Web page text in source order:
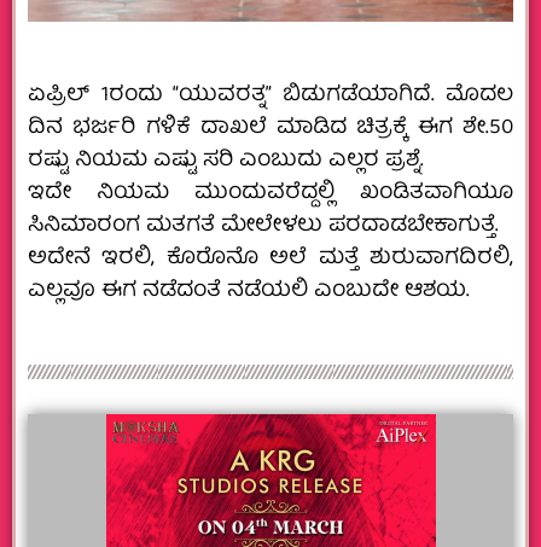
ಏಪ್ರಿಲ್ 1ರಂದು “ಯುವರತ್ನ” ಬಿಡುಗಡೆಯಾಗಿದೆ. ಮೊದಲ
ದಿನ ಭರ್ಜರಿ ಗಳಿಕೆ‌ ದಾಖಲೆ ಮಾಡಿದ ಚಿತ್ರಕ್ಕೆ ಈಗ ಶೇ.50
ರಷ್ಟು ನಿಯಮ ಎಷ್ಟು‌ ಸರಿ ಎಂಬುದು ಎಲ್ಲರ ಪ್ರಶ್ನೆ.
ಇದೇ ನಿಯಮ ಮುಂದುವರೆದ್ದಲ್ಲಿ ಖಂಡಿತವಾಗಿಯೂ
ಸಿನಿಮಾರಂಗ ಮತಗತೆ ಮೇಲೇಳಲು ಪರದಾಡಬೇಕಾಗುತ್ತೆ.
ಅದೇನೆ ಇರಲಿ, ಕೊರೊನೊ ಅಲೆ ಮತ್ತೆ ಶುರುವಾಗದಿರಲಿ,
ಎಲ್ಲವೂ ಈಗ ನಡೆದಂತೆ ನಡೆಯಲಿ ಎಂಬುದೇ ಆಶಯ.